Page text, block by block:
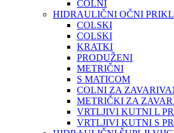
COLNI
HIDRAULIČNI OČNI
COLSKI
COLSKI
KRATKI
PRODUŽENI
METRIČNI
S MATICOM
COLNI ZA
METRIČKI ZA
VRTLJIVI KUTNI L
VRTLJIVI KUTNI S